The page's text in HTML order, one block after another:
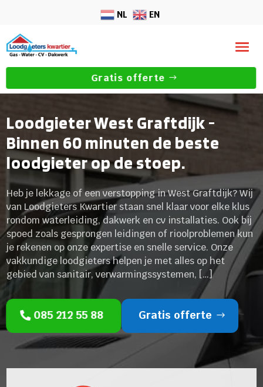
NL EN
Gratis offerte
Loodgieter West Graftdijk -
Binnen 60 minuten de beste
loodgieter op de stoep.
Heb je lekkage of een verstopping in West Graftdijk? Wij
van Loodgieters Kwartier staan snel klaar voor elke klus
rondom waterleiding, dakwerk en cv installaties.​ Ook bij
spoed zoals gesprongen leidingen of rioolproblemen kun
je rekenen op onze expertise en snelle service.​ Onze
vakkundige loodgieters helpen je met alles op het
gebied van sanitair, verwarmingssystemen, […]
085 212 55 88 Gratis offerte